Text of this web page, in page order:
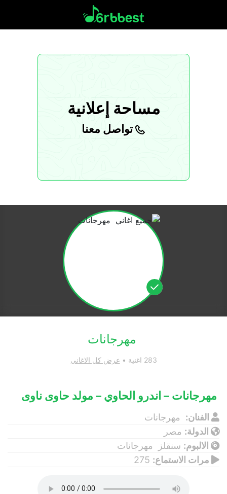
مساحة إعلانية
تواصل معنا
مهرجانات
283 اغنية • عرض كل الاغاني
مهرجانات – اندرو الحاوي – مولد حاوى ناوى
الفنان:
مهرجانات
الدولة: مصر
الالبوم: سنقلز مهرجانات
مرات الاستماع: